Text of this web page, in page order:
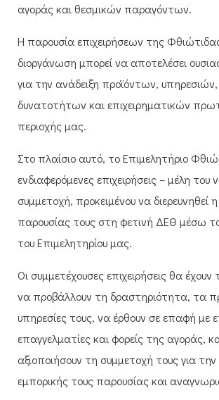
αγοράς και θεσμικών παραγόντων.
Η παρουσία επιχειρήσεων της
διοργάνωση μπορεί να αποτελέσει
για την ανάδειξη προϊόντων,
δυνατοτήτων και επιχειρηματικών
περιοχής μας.
Στο πλαίσιο αυτό, το Επιμελητήριο
ενδιαφερόμενες επιχειρήσεις – μέλη
συμμετοχή, προκειμένου να διερευνηθεί
παρουσίας τους στη φετινή ΔΕΘ μέσω
του Επιμελητηρίου μας.
Οι συμμετέχουσες επιχειρήσεις θα
να προβάλλουν τη δραστηριότητα, τα
υπηρεσίες τους, να έρθουν σε επαφή με
επαγγελματίες και φορείς της αγοράς,
αξιοποιήσουν τη συμμετοχή τους για
εμπορικής τους παρουσίας και